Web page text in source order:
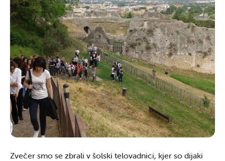
Zvečer smo se zbrali v šolski telovadnici, kjer so dijaki